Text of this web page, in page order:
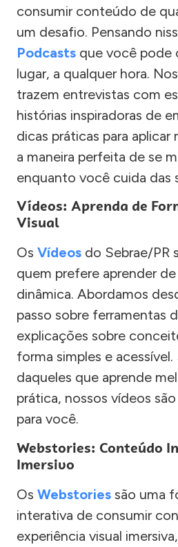
consumir conteúdo de
um desafio. Pensando
Podcasts que você pode
lugar, a qualquer hora.
trazem entrevistas com
histórias inspiradoras de
dicas práticas para aplicar
a maneira perfeita de se
enquanto você cuida das
Vídeos: Aprenda de
Visual
Os Vídeos do Sebrae/PR
quem prefere aprender
dinâmica. Abordamos
passo sobre ferramentas
explicações sobre
forma simples e
daqueles que aprende
prática, nossos vídeos
para você.
Webstories: Conteúdo
Imersivo
Os Webstories são uma
interativa de consumir
experiência visual